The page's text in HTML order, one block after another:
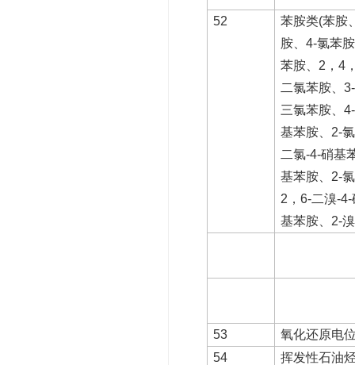
52
苯胺类(苯胺
胺、4-氯苯
苯胺、2，4
二氯苯胺、
三氯苯胺、
基苯胺、2-
二氯-4-硝基
基苯胺、2-
2，6-二溴-
基苯胺、2-
53
氧化还原电
54
挥发性石油